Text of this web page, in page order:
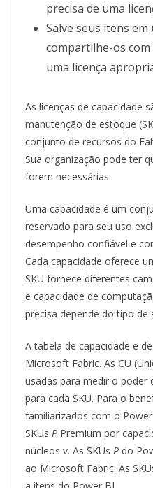
precisa de uma
Salve seus itens
compartilhe-os
uma licença
As licenças de capacidade
manutenção de estoque
conjunto de recursos do
Sua organização pode ter
forem necessárias.
Uma capacidade é um
reservado para seu uso
desempenho confiável e
Cada capacidade oferece
SKU fornece diferentes
e capacidade de
precisa depende do tipo de
A tabela de capacidade e
Microsoft Fabric. As CU
usadas para medir o poder
para cada SKU. Para o
familiarizados com o
SKUs P Premium por
núcleos v. As SKUs P do
ao Microsoft Fabric. As